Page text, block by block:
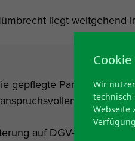
liegt weitgehend
gepflegte
auf DGV-Standard
Wir
technisch
Webseite